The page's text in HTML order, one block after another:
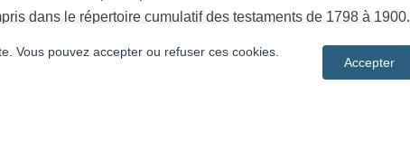
dans le répertoire cumulatif des testaments de 1798 à 1900.
Vous pouvez accepter ou refuser ces cookies.
Accepter